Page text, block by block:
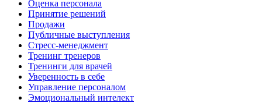
Оценка персонала
Принятие решений
Продажи
Публичные выступления
Стресс-менеджмент
Тренинг тренеров
Тренинги для врачей
Уверенность в себе
Управление персоналом
Эмоциональный интелект